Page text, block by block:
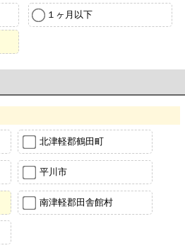
１ヶ月以下
北津軽郡鶴田町
平川市
南津軽郡田舎館村